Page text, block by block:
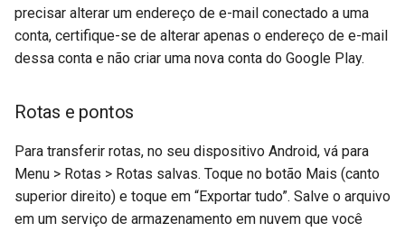
precisar alterar um endereço de e-mail conectado a uma
conta, certifique-se de alterar apenas o endereço de e-mail
dessa conta e não criar uma nova conta do Google Play.
Rotas e pontos
Para transferir rotas, no seu dispositivo Android, vá para
Menu > Rotas > Rotas salvas. Toque no botão Mais (canto
superior direito) e toque em “Exportar tudo”. Salve o arquivo
em um serviço de armazenamento em nuvem que você